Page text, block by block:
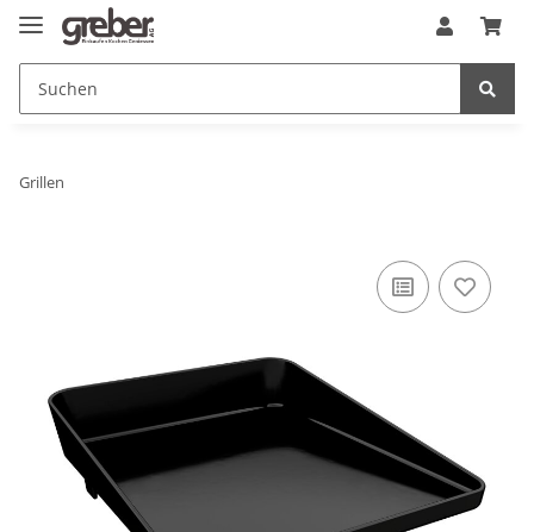
Grillen